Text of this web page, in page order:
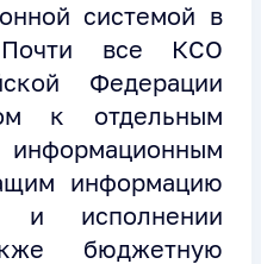
системой в
все КСО
Федерации
к отдельным
информацию
и исполнении
бюджетную